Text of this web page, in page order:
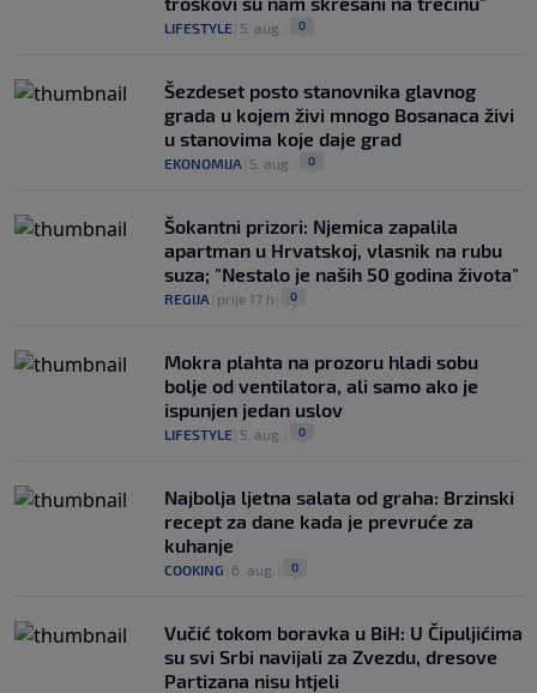
LIFESTYLE 5. aug. 0
Šezdeset posto stanovnika glavnog
grada u kojem živi mnogo Bosanaca živi
u stanovima koje daje grad
EKONOMIJA 5. aug. 0
Šokantni prizori: Njemica zapalila
apartman u Hrvatskoj, vlasnik na rubu
suza; "Nestalo je naših 50 godina života"
REGIJA prije 17 h 0
Mokra plahta na prozoru hladi sobu
bolje od ventilatora, ali samo ako je
ispunjen jedan uslov
LIFESTYLE 5. aug. 0
Najbolja ljetna salata od graha: Brzinski
recept za dane kada je prevruće za
kuhanje
COOKING 6. aug. 0
Vučić tokom boravka u BiH: U Čipuljićima
su svi Srbi navijali za Zvezdu, dresove
Partizana nisu htjeli